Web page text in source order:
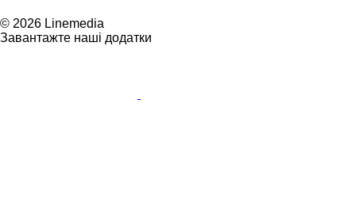
© 2026 Linemedia
Завантажте наші додатки